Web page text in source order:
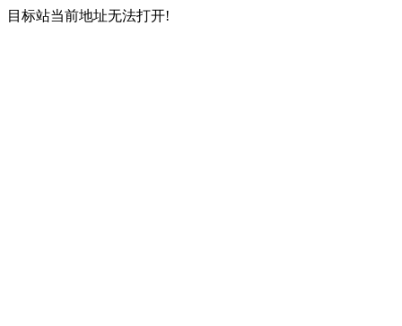
目标站当前地址无法打开!